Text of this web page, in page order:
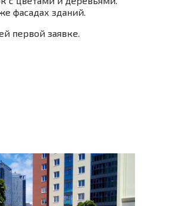
фасадах зданий.
первой заявке.